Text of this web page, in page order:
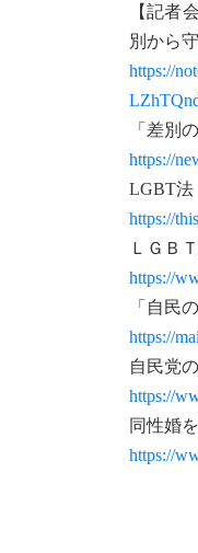
【記者
別から
https://
「差別
https://
LGBT法
https://
ＬＧＢ
https://
「自民
https://
自民党
https://
同性婚
https://